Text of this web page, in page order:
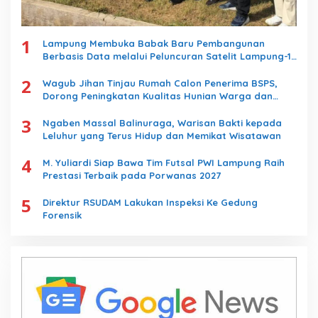
1
Lampung Membuka Babak Baru Pembangunan
Berbasis Data melalui Peluncuran Satelit Lampung-1
2
Wagub Jihan Tinjau Rumah Calon Penerima BSPS,
Dorong Peningkatan Kualitas Hunian Warga dan
3
Ngaben Massal Balinuraga, Warisan Bakti kepada
Leluhur yang Terus Hidup dan Memikat Wisatawan
4
M. Yuliardi Siap Bawa Tim Futsal PWI Lampung Raih
Prestasi Terbaik pada Porwanas 2027
5
Direktur RSUDAM Lakukan Inspeksi Ke Gedung
Forensik